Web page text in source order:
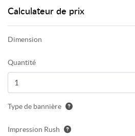
Calculateur de prix
Dimension
Quantité
Type de bannière
Impression Rush